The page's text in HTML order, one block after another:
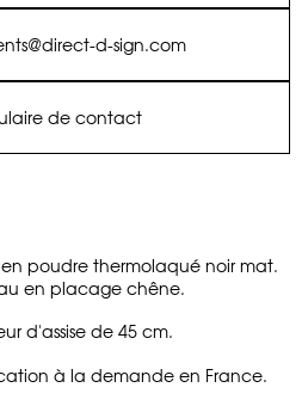
d-sign.com
de contact
poudre thermolaqué noir mat.
en placage chêne.
d'assise de 45 cm.
à la demande en France.